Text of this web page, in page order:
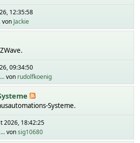
12:35:58
von Jackie
09:34:50
von rudolfkoenig
Systeme.
2026, 18:42:25
vonsig10680